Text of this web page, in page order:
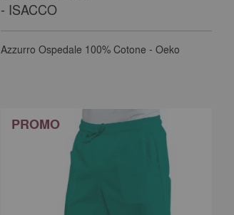
- ISACCO
Azzurro Ospedale 100% Cotone - Oeko
PROMO